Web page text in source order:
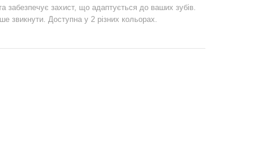
забезпечує захист, що адаптується до ваших зубів.
звикнути. Доступна у 2 різних кольорах.